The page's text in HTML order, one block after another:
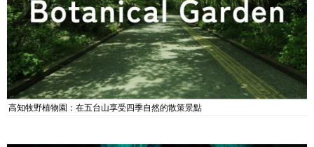
高知牧野植物園：在五台山享受四季自然的散策景點